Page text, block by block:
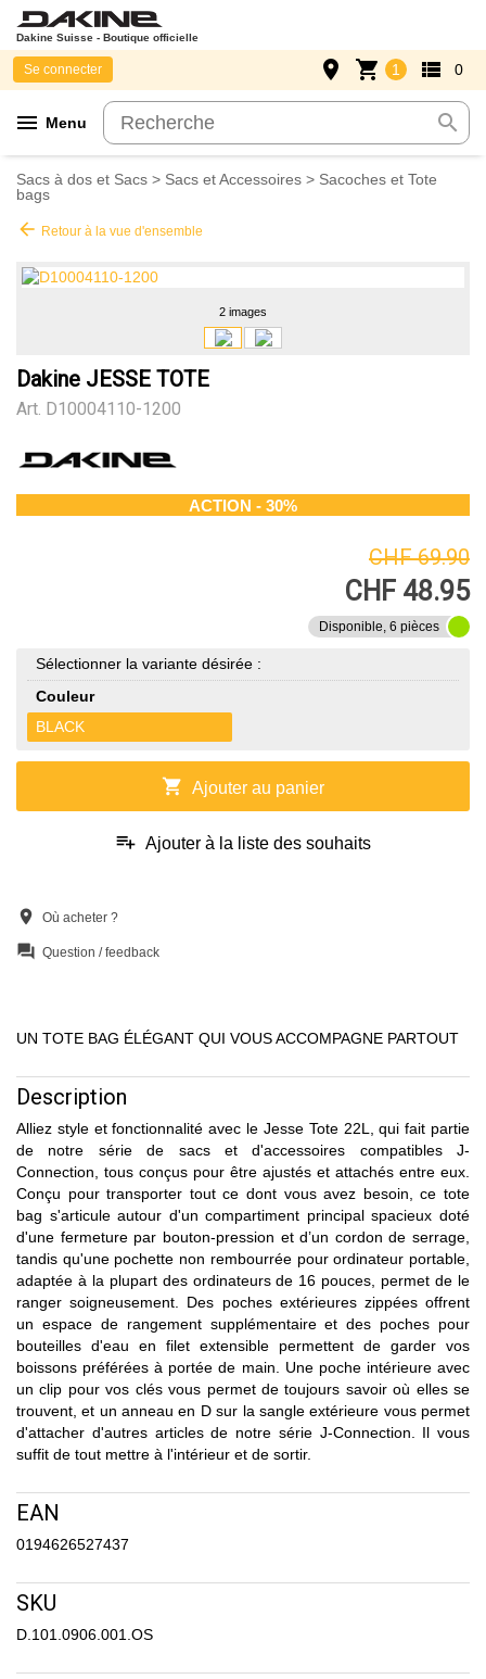
Dakine Suisse - Boutique officielle
menu Menu search
Se connecter place shopping_cart 1 view_list 0
Sacs à dos et Sacs > Sacs et Accessoires > Sacoches et Tote
bags
arrow_back Retour à la vue d'ensemble
2 images
Dakine JESSE TOTE
Art. D10004110-1200
ACTION - 30%
CHF 69.90
CHF 48.95
Disponible, 6 pièces
Sélectionner la variante désirée :
Couleur
BLACK
shopping_cart Ajouter au panier
playlist_add Ajouter à la liste des souhaits
location_on Où acheter ?
question_answer Question / feedback
UN TOTE BAG ÉLÉGANT QUI VOUS ACCOMPAGNE PARTOUT
Description
Alliez style et fonctionnalité avec le Jesse Tote 22L, qui fait partie
de notre série de sacs et d'accessoires compatibles J-
Connection, tous conçus pour être ajustés et attachés entre eux.
Conçu pour transporter tout ce dont vous avez besoin, ce tote
bag s'articule autour d'un compartiment principal spacieux doté
d'une fermeture par bouton-pression et d’un cordon de serrage,
tandis qu'une pochette non rembourrée pour ordinateur portable,
adaptée à la plupart des ordinateurs de 16 pouces, permet de le
ranger soigneusement. Des poches extérieures zippées offrent
un espace de rangement supplémentaire et des poches pour
bouteilles d'eau en filet extensible permettent de garder vos
boissons préférées à portée de main. Une poche intérieure avec
un clip pour vos clés vous permet de toujours savoir où elles se
trouvent, et un anneau en D sur la sangle extérieure vous permet
d'attacher d'autres articles de notre série J-Connection. Il vous
suffit de tout mettre à l'intérieur et de sortir.
EAN
0194626527437
SKU
D.101.0906.001.OS